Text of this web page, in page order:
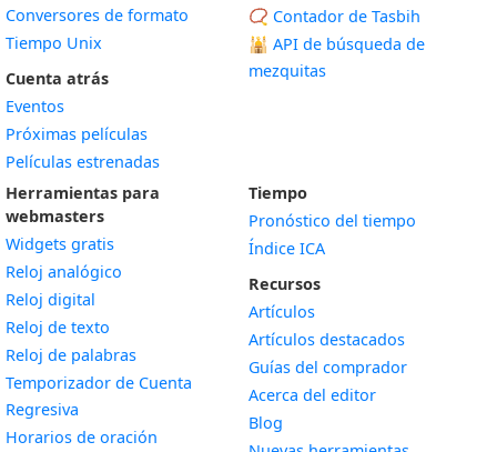
Conversores de formato
Tiempo Unix
Cuenta atrás
Eventos
Próximas películas
Películas estrenadas
📿 Contador de Tasbih
🕌 API de búsqueda de
mezquitas
Herramientas para
webmasters
Widgets gratis
Reloj analógico
Reloj digital
Reloj de texto
Reloj de palabras
Temporizador de Cuenta
Regresiva
Horarios de oración
Tiempo
Pronóstico del tiempo
Índice ICA
Recursos
Artículos
Artículos destacados
Guías del comprador
Acerca del editor
Blog